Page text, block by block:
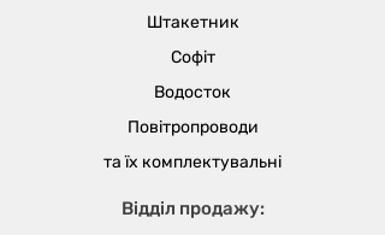
Відділ продажу:
Штакетник
Софіт
Водосток
Повітропроводи
та їх комплектувальні